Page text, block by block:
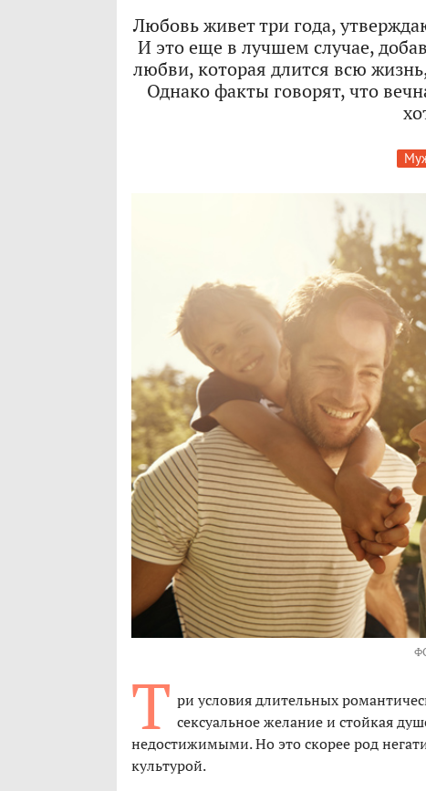
Любовь живет три года,
И это еще в лучшем случае,
любви, которая длится всю
Однако факты говорят, что
Т ри условия длительных
сексуальное желание и стойкая
недостижимыми. Но это скорее род
культурой.